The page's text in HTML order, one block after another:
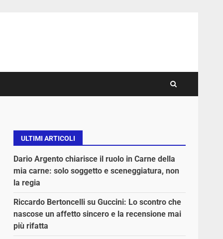
ULTIMI ARTICOLI
Dario Argento chiarisce il ruolo in Carne della
mia carne: solo soggetto e sceneggiatura, non
la regia
Riccardo Bertoncelli su Guccini: Lo scontro che
nascose un affetto sincero e la recensione mai
più rifatta